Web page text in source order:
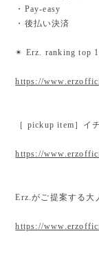
・Pay-easy
・後払い決済
✴︎ Erz. ranking top
https://
［ pickup item］イ
https://
Erz.がご提案する大
https://